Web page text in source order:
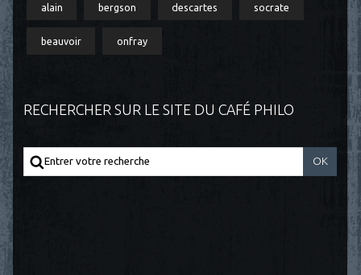
alain bergson descartes socrate
beauvoir onfray
RECHERCHER SUR LE SITE DU CAFÉ PHILO